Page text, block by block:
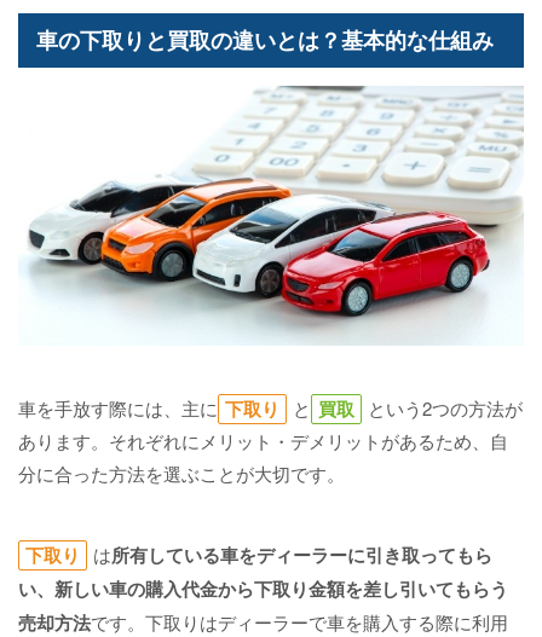
車の下取りと買取の違いとは？基本的な仕組み
車を手放す際には、主に 下取り と 買取
という2つの方法が
あります。それぞれにメリット・デメリットがあるため、自
分に合った方法を選ぶことが大切です。
下取り は所有している車をディーラーに引き取ってもら
い、新しい車の購入代金から下取り金額を差し引いてもらう
売却方法です。下取りはディーラーで車を購入する際に利用